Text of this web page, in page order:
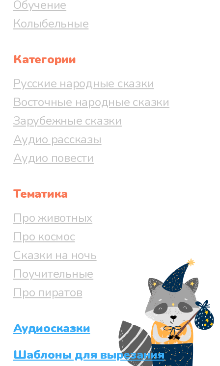
Обучение
Колыбельные
Категории
Русские народные сказки
Восточные народные сказки
Зарубежные сказки
Аудио рассказы
Аудио повести
Тематика
Про животных
Про космос
Сказки на ночь
Поучительные
Про пиратов
Аудиосказки
Шаблоны для вырезания